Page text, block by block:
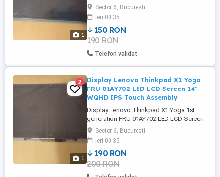
1
sigilat, original Size: 14.0 Dimension:
12.75 x 7.38 Resolution: Full HD Pixels:
1920 x 1080 Type: LED Backlight Lamp:
DIODE Connector: Narrow Pin Connection:
40 Pinsu Side: Bottom Right ...
Sector 6, Bucuresti
ieri 00:35
150 RON
190 RON
Telefon validat
1
2
Display Lenovo Thinkpad X1 Yoga
FRU 01AY702 LED LCD Screen 14"
WQHD IPS Touch Assembly
Display Lenovo Thinkpad X1 Yoga 1st
generation FRU 01AY702 LED LCD Screen
14" WQHD IPS Touch Assembly, nou,
sigilat, original Size: 14.0 Dimension:
12.625 x 7.38 Resolution: WQHD Pixels:
2560 x 1440 Type: LED Backlight Lamp:
DIODE Pin Connection: 40 Pins Side:
Bottom Right
Sector 6, Bucuresti
ieri 00:35
190 RON
200 RON